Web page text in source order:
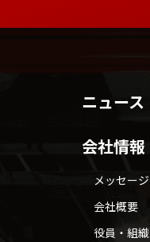
ニュース
会社情報
メッセージ
会社概要
役員・組織